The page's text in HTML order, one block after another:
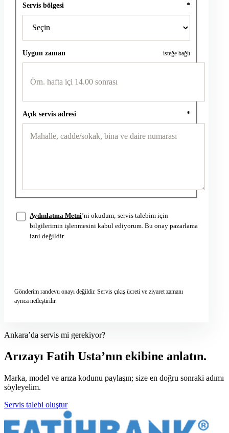
Servis bölgesi *
Uygun zaman isteğe bağlı
Açık servis adresi *
Aydınlatma Metni’ni okudum; servis talebim için
bilgilerimin işlenmesini kabul ediyorum. Bu onay pazarlama
izni değildir.
Gönderim randevu onayı değildir. Servis çıkış ücreti ve ziyaret zamanı
ayrıca netleştirilir.
Ankara’da servis mi gerekiyor?
Arızayı Fatih Usta’nın ekibine anlatın.
Marka, model ve arıza kodunu paylaşın; size en doğru sonraki adımı
söyleyelim.
Servis talebi oluştur